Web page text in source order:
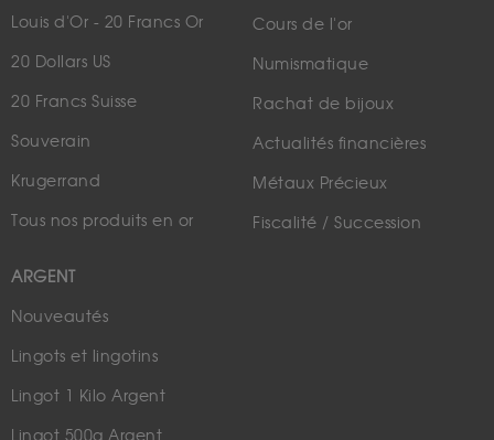
Louis d'Or - 20 Francs Or
20 Dollars US
20 Francs Suisse
Souverain
Krugerrand
Tous nos produits en or
ARGENT
Nouveautés
Lingots et lingotins
Lingot 1 Kilo Argent
Cours de l'or
Numismatique
Rachat de bijoux
Actualités financières
Métaux Précieux
Fiscalité / Succession